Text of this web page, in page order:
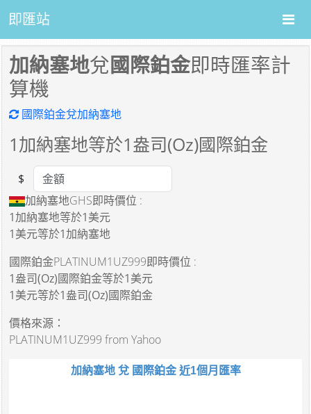
即匯站
加納塞地兌國際鉑金即時匯率計
算機
國際鉑金兌加納塞地
1加納塞地等於1盎司(Oz)國際鉑金
Amount
$
加納塞地GHS即時價位 :
1加納塞地等於1美元
1美元等於1加納塞地
國際鉑金PLATINUM1UZ999即時價位 :
1盎司(Oz)國際鉑金等於1美元
1美元等於1盎司(Oz)國際鉑金
價格來源：
PLATINUM1UZ999 from Yahoo
加納塞地 兌 國際鉑金 近1個月匯率